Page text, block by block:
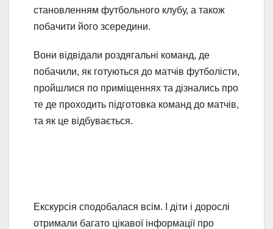
становленням футбольного клубу, а також
побачити його зсередини.
Вони відвідали роздягальні команд, де
побачили, як готуються до матчів футболісти,
пройшлися по приміщеннях та дізнались про
те де проходить підготовка команд до матчів,
та як це відбувається.
Екскурсія сподобалася всім. І діти і дорослі
отримали багато цікавої інформації про